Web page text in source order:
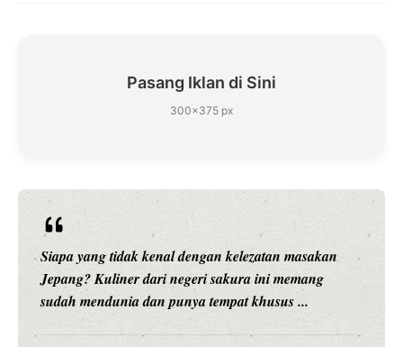
Pasang Iklan di Sini
300×375 px
Siapa yang tidak kenal dengan kelezatan masakan
Jepang? Kuliner dari negeri sakura ini memang
sudah mendunia dan punya tempat khusus ...